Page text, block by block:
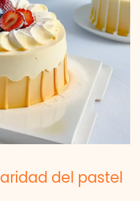
del pastel